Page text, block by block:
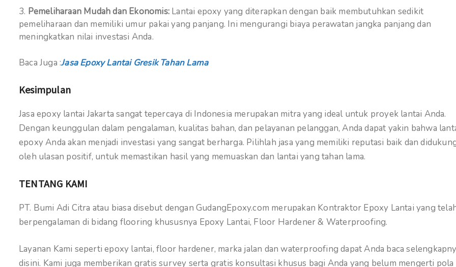
Pemeliharaan Mudah dan Ekonomis: Lantai epoxy yang diterapkan dengan baik membutuhkan sedikit
pemeliharaan dan memiliki umur pakai yang panjang. Ini mengurangi biaya perawatan jangka panjang dan
meningkatkan nilai investasi Anda.
Baca Juga :Jasa Epoxy Lantai Gresik Tahan Lama
Kesimpulan
Jasa epoxy lantai Jakarta sangat tepercaya di Indonesia merupakan mitra yang ideal untuk proyek lantai Anda.
Dengan keunggulan dalam pengalaman, kualitas bahan, dan pelayanan pelanggan, Anda dapat yakin bahwa
epoxy Anda akan menjadi investasi yang sangat berharga. Pilihlah jasa yang memiliki reputasi baik dan
oleh ulasan positif, untuk memastikan hasil yang memuaskan dan lantai yang tahan lama.
TENTANG KAMI
PT. Bumi Adi Citra atau biasa disebut dengan GudangEpoxy.com merupakan Kontraktor Epoxy Lantai yang
berpengalaman di bidang flooring khususnya Epoxy Lantai, Floor Hardener & Waterproofing.
Layanan Kami seperti epoxy lantai, floor hardener, marka jalan dan waterproofing dapat Anda baca
disini. Kami juga memberikan gratis survey serta gratis konsultasi khusus bagi Anda yang belum mengerti pola